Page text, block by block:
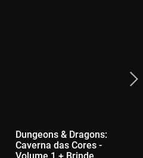
Dungeons & Dragons:
Caverna das Cores -
Volume 1 + Brinde